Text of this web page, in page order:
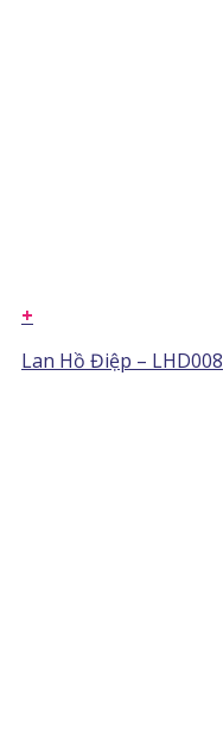
+
Lan Hồ Điệp – LHD008